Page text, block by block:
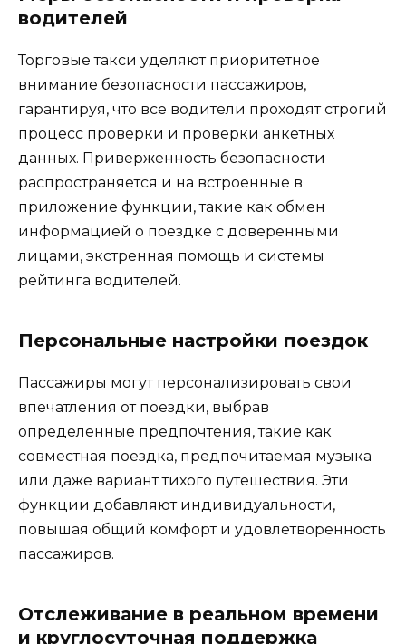
водителей
Торговые такси уделяют приоритетное
внимание безопасности пассажиров,
гарантируя, что все водители проходят строгий
процесс проверки и проверки анкетных
данных. Приверженность безопасности
распространяется и на встроенные в
приложение функции, такие как обмен
информацией о поездке с доверенными
лицами, экстренная помощь и системы
рейтинга водителей.
Персональные настройки поездок
Пассажиры могут персонализировать свои
впечатления от поездки, выбрав
определенные предпочтения, такие как
совместная поездка, предпочитаемая музыка
или даже вариант тихого путешествия. Эти
функции добавляют индивидуальности,
повышая общий комфорт и удовлетворенность
пассажиров.
Отслеживание в реальном времени
и круглосуточная поддержка